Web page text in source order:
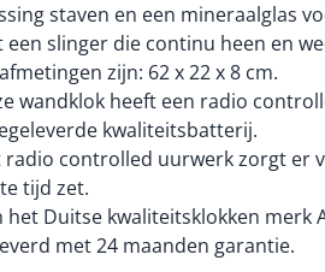
staven en een mineraalglas
een slinger die continu heen en
zijn: 62 x 22 x 8 cm.
wandklok heeft een radio
kwaliteitsbatterij.
radio controlled uurwerk zorgt er
tijd zet.
het Duitse kwaliteitsklokken merk
met 24 maanden garantie.